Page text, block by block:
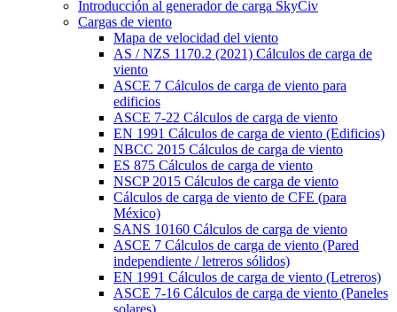
Introducción al generador de carga SkyCiv
Cargas de viento
Mapa de velocidad del viento
AS / NZS 1170.2 (2021) Cálculos de carga de
viento
ASCE 7 Cálculos de carga de viento para
edificios
ASCE 7-22 Cálculos de carga de viento
EN 1991 Cálculos de carga de viento (Edificios)
NBCC 2015 Cálculos de carga de viento
ES 875 Cálculos de carga de viento
NSCP 2015 Cálculos de carga de viento
Cálculos de carga de viento de CFE (para
México)
SANS 10160 Cálculos de carga de viento
ASCE 7 Cálculos de carga de viento (Pared
independiente / letreros sólidos)
EN 1991 Cálculos de carga de viento (Letreros)
ASCE 7-16 Cálculos de carga de viento (Paneles